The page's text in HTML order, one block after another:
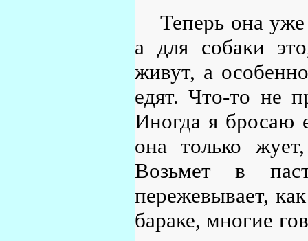
Теперь она
а для собаки
живут, а
едят. Что-то не
Иногда я бросаю
она только
Возьмет в
пережевывает,
бараке, многие